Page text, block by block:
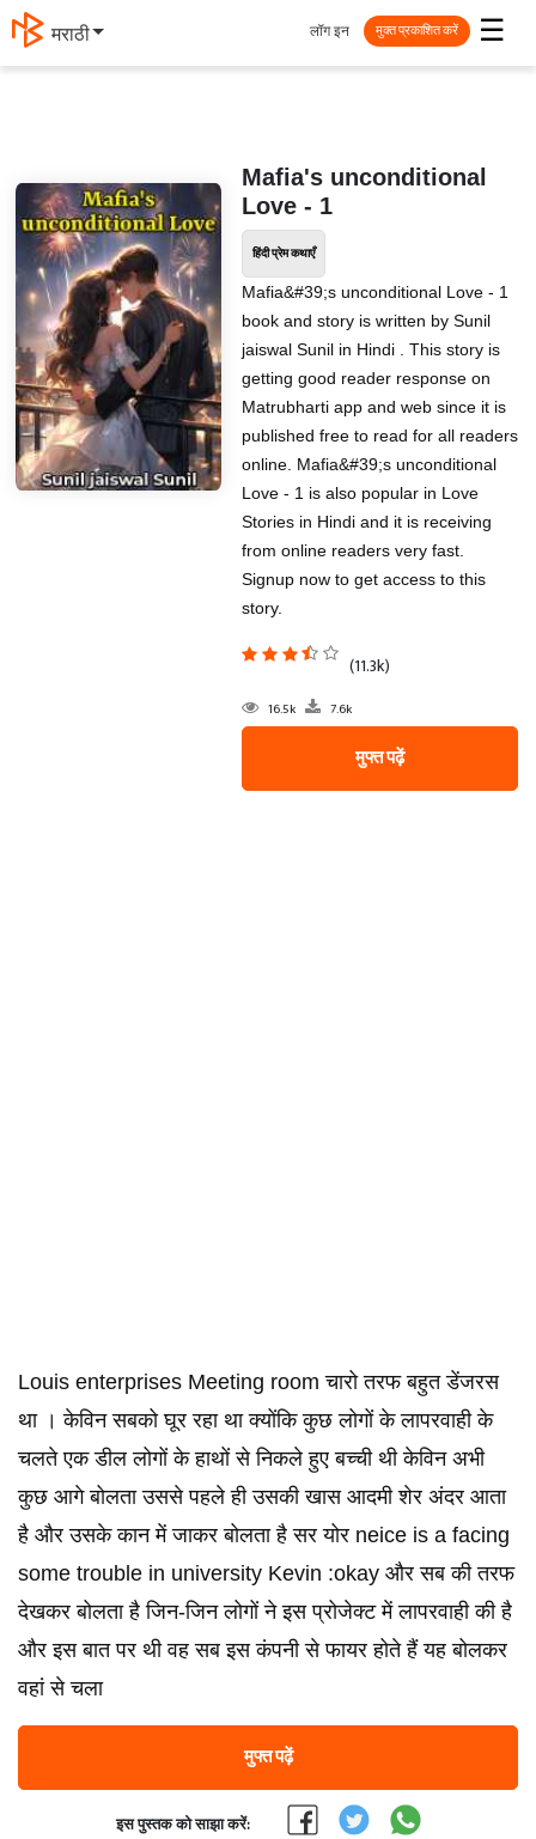
मराठी ☰
लॉग इन मुक्त प्रकाशित करें
Mafia's unconditional
Love - 1
हिंदी प्रेम कथाएँ
Mafia&#39;s unconditional Love - 1
book and story is written by Sunil
jaiswal Sunil in Hindi . This story is
getting good reader response on
Matrubharti app and web since it is
published free to read for all readers
online. Mafia&#39;s unconditional
Love - 1 is also popular in Love
Stories in Hindi and it is receiving
from online readers very fast.
Signup now to get access to this
story.
(11.3k)
16.5k 7.6k
मुफ्त पढ़ें
Louis enterprises Meeting room चारो तरफ बहुत डेंजरस
था । केविन सबको घूर रहा था क्योंकि कुछ लोगों के लापरवाही के
चलते एक डील लोगों के हाथों से निकले हुए बच्ची थी केविन अभी
कुछ आगे बोलता उससे पहले ही उसकी खास आदमी शेर अंदर आता
है और उसके कान में जाकर बोलता है सर योर neice is a facing
some trouble in university Kevin :okay और सब की तरफ
देखकर बोलता है जिन-जिन लोगों ने इस प्रोजेक्ट में लापरवाही की है
और इस बात पर थी वह सब इस कंपनी से फायर होते हैं यह बोलकर
वहां से चला
मुफ्त पढ़ें
इस पुस्तक को साझा करें: